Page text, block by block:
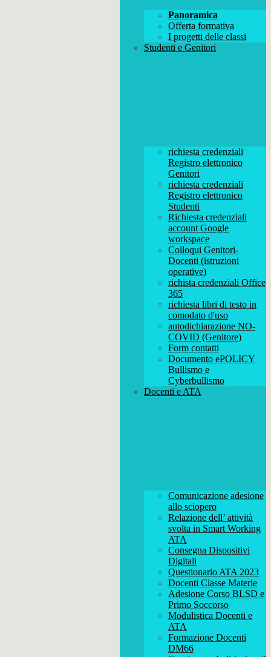
Panoramica
Offerta formativa
I progetti delle classi
Studenti e Genitori
richiesta credenziali
Registro elettronico
Genitori
richiesta credenziali
Registro elettronico
Studenti
Richiesta credenziali
account Google
workspace
Colloqui Genitori-
Docenti (istruzioni
operative)
richista credenziali Office
365
richiesta libri di testo in
comodato d'uso
autodichiarazione NO-
COVID (Genitore)
Form contatti
Documento ePOLICY
Bullismo e
Cyberbullismo
Docenti e ATA
Comunicazione adesione
allo sciopero
Relazione dell’ attività
svolta in Smart Working
ATA
Consegna Dispositivi
Digitali
Questionario ATA 2023
Docenti Classe Materie
Adesione Corso BLSD e
Primo Soccorso
Modulistica Docenti e
ATA
Formazione Docenti
DM66